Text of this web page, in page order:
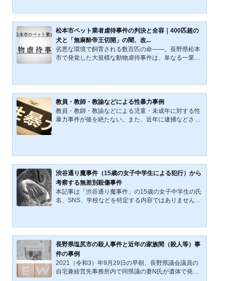
闇バイトに関係する重大事件は、2021年以降、14都
道府県で50件以上（参考：「闇バイト」対策強化へ、
月内にも省庁横断の閣僚会議…資産情報の流出防止策
も検討 読売新聞 2023年３月...
松本市ペット業者虐待事件の判決と全容｜400匹超の
犬と「無麻酔帝王切開」の闇、改...
劣悪な環境で飼育される数百匹の命――。長野県松本
市で発覚した大規模な動物虐待事件は、単なる一業者
した。2021年の改正動物愛護法の施行、そして民間団
体による告発を機に、かつては密室の問題とされてき
た虐待事案が次々と白日の下に晒されている。本稿で
は、M被告による凄惨な虐待事件の推移を辿るととも
に、過去最高を記録した警察の検挙統計や世代間の価
教員・教師・教諭などによる性暴力事例
教員・教師・教諭などによる児童・未成年に対する性
暴力事件が後を絶たない。また、近年に逮捕などされ
者が望まないため告発しなかったケースが49件あっ
た」（引用：「児童・生徒にわいせつ行為やセクハ
ラ…教員215人を処分 21年度 9年連続200人越え
東京新聞2022年12月27日 20...
渋谷通り魔事件（15歳の女子中学生による犯行）から
考察する無差別殺傷事件
本記事は「渋谷通り魔事件」の15歳の女子中学生の氏
名、SNS、学校などを特定する内容ではありません。
6日、加藤智大死刑囚（39歳）の死刑が執行された。
加藤智大元死刑囚（事件当時25歳）は、2008（平成2
0）年6月8日、休日の（東京都）秋葉原の歩行者天国
で発生した無差別殺傷事件「秋葉原無差別殺傷事件
（死亡7人、負傷10人）」で現行犯逮捕され、その
後、殺人罪などの罪により2015（平成27）年に死刑
が確定していた。それから約一...
長野県塩尻市の殺人事件と近年の家族間（殺人等）事
件の事例
2021（令和3）年9月29日の早朝、長野県議会議員の
自宅兼経営先事務所内で同県議の妻N氏が遺体で発見